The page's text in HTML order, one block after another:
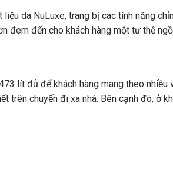
da NuLuxe, trang bị các tính năng
đem đến cho khách hàng một tư thế
lít đủ để khách hàng mang theo nhiều
trên chuyến đi xa nhà. Bên cạnh đó, ở